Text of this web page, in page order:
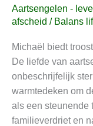
Aartsengelen -
afscheid / Balans
Michaël biedt
De liefde van
onbeschrijfelijk
warmtedeken om
als een steunende
familieverdriet en
en
ouders
en
kinderen